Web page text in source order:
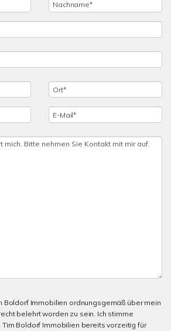
Boldorf Immobilien ordnungsgemäß über mein
belehrt worden zu sein. Ich stimme
Tim Boldorf Immobilien bereits vorzeitig für